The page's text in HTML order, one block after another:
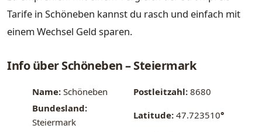
Tarife in Schöneben kannst du rasch und einfach mit
einem Wechsel Geld sparen.
Info über Schöneben – Steiermark
Name: Schöneben Postleitzahl: 8680
Bundesland:
Steiermark
Latitude: 47.723510°